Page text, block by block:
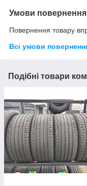
Умови повернення
Повернення товару
Всі умови
Подібні товари